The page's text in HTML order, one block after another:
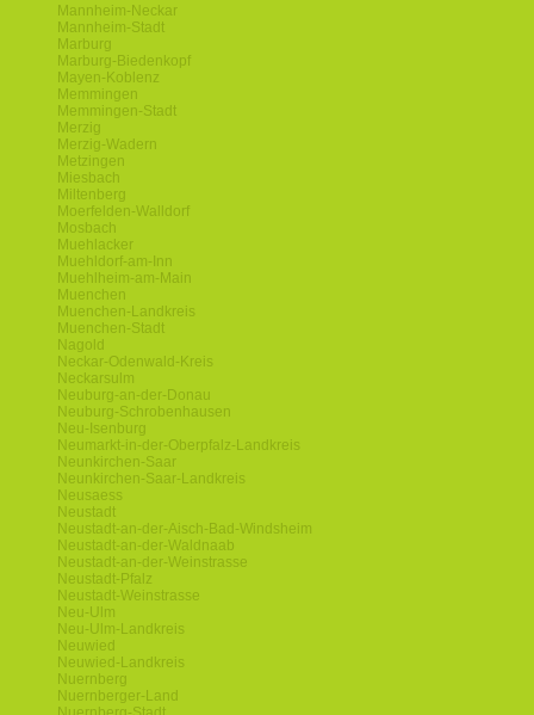
Mannheim-Neckar
Mannheim-Stadt
Marburg
Marburg-Biedenkopf
Mayen-Koblenz
Memmingen
Memmingen-Stadt
Merzig
Merzig-Wadern
Metzingen
Miesbach
Miltenberg
Moerfelden-Walldorf
Mosbach
Muehlacker
Muehldorf-am-Inn
Muehlheim-am-Main
Muenchen
Muenchen-Landkreis
Muenchen-Stadt
Nagold
Neckar-Odenwald-Kreis
Neckarsulm
Neuburg-an-der-Donau
Neuburg-Schrobenhausen
Neu-Isenburg
Neumarkt-in-der-Oberpfalz-Landkreis
Neunkirchen-Saar
Neunkirchen-Saar-Landkreis
Neusaess
Neustadt
Neustadt-an-der-Aisch-Bad-Windsheim
Neustadt-an-der-Waldnaab
Neustadt-an-der-Weinstrasse
Neustadt-Pfalz
Neustadt-Weinstrasse
Neu-Ulm
Neu-Ulm-Landkreis
Neuwied
Neuwied-Landkreis
Nuernberg
Nuernberger-Land